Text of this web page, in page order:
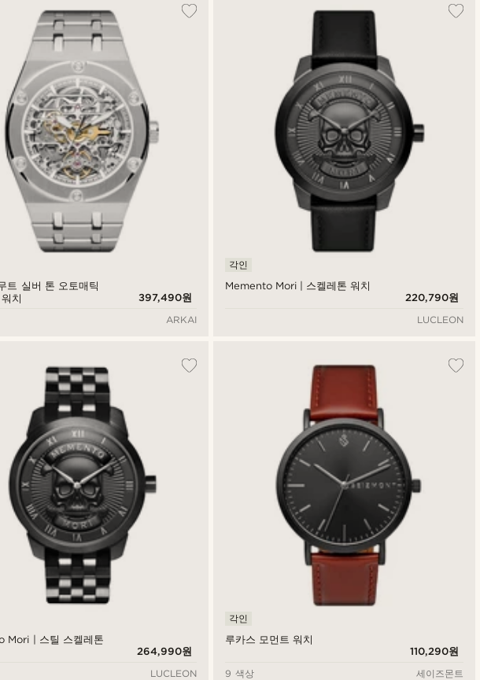
트 실버 톤 오토매틱
치
397,490원
ARKAI
Memento Mori | 스켈레톤 워치
각인
220,790원
LUCLEON
Mori | 스틸 스켈레톤
264,990원
LUCLEON
루카스 모먼트 워치
각인
110,290원
9 색상
세이즈몬트